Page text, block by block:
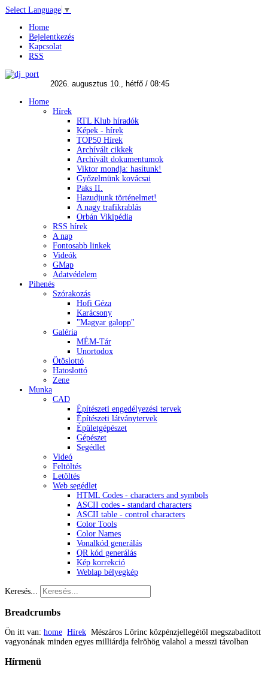
Select Language ▼
Home
Bejelentkezés
Kapcsolat
RSS
Home
Hírek
RTL Klub híradók
Képek - hírek
TOP50 Hírek
Archívált cikkek
Archívált dokumentumok
Viktor mondja: hasítunk!
Győzelmünk kovácsai
Paks II.
Hazudjunk történelmet!
A nagy trafikrablás
Orbán Vikipédia
RSS hírek
A nap
Fontosabb linkek
Videók
GMap
Adatvédelem
Pihenés
Szórakozás
Hofi Géza
Karácsony
"Magyar galopp"
Galéria
MÉM-Tár
Unortodox
Ötöslottó
Hatoslottó
Zene
Munka
CAD
Építészeti engedélyezési tervek
Építészeti látványtervek
Épületgépészet
Gépészet
Segédlet
Videó
Feltöltés
Letöltés
Web segédlet
HTML Codes - characters and symbols
ASCII codes - standard characters
ASCII table - control characters
Color Tools
Color Names
Vonalkód generálás
QR kód generálás
Kép korrekció
Weblap bélyegkép
Keresés...
Breadcrumbs
Ön itt van: home Hírek Mészáros Lőrinc közpénzjellegétől megszabadított
vagyonának minden egyes milliárdja felröhög valahol a messzi távolban
Hírmenü